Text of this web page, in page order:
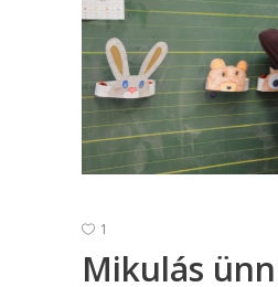
1
Mikulás